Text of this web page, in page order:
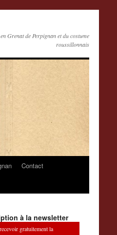
Grenat de Perpignan et du costume
roussillonnais
Contact
à la newsletter
gratuitement la